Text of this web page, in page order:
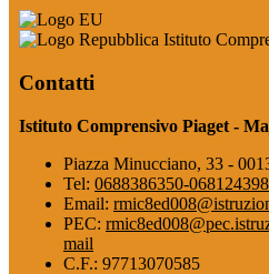
Istituto
Contatti
Istituto Comprensivo Piaget -
Piazza Minucciano, 33 -
Tel: 0688386350-068124398
Email:
PEC:
mail
C.F.: 97713070585